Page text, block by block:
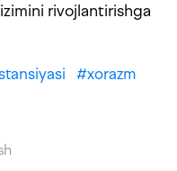
rivojlantirishga
#xorazm